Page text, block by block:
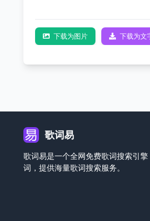
下载为图片 下载为文
歌词易
歌词易是一个全网免费歌词搜索引
词，提供海量歌词搜索服务。